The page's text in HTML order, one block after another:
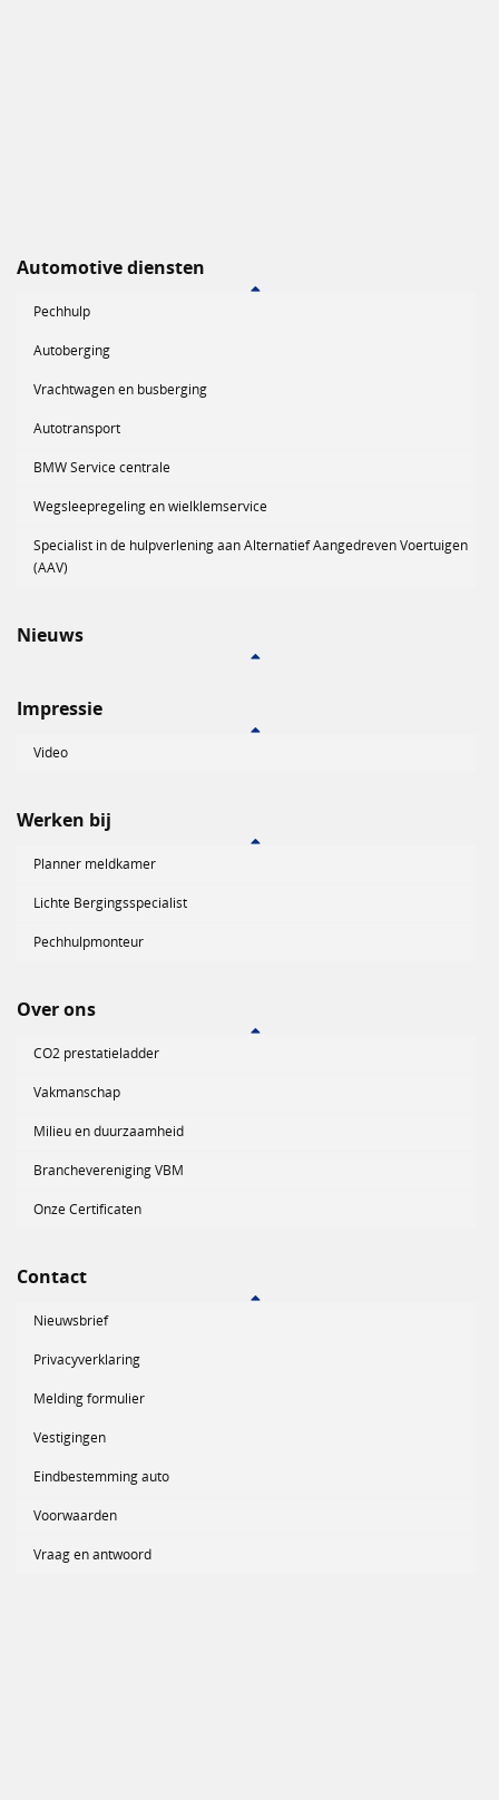
Automotive diensten
Pechhulp
Autoberging
Vrachtwagen en busberging
Autotransport
BMW Service centrale
Wegsleepregeling en wielklemservice
Specialist in de hulpverlening aan Alternatief Aangedreven Voertuigen
(AAV)
Nieuws
Impressie
Video
Werken bij
Planner meldkamer
Lichte Bergingsspecialist
Pechhulpmonteur
Over ons
CO2 prestatieladder
Vakmanschap
Milieu en duurzaamheid
Branchevereniging VBM
Onze Certificaten
Contact
Nieuwsbrief
Privacyverklaring
Melding formulier
Vestigingen
Eindbestemming auto
Voorwaarden
Vraag en antwoord